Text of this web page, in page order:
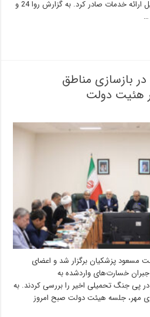
تاب‌آوری شبکه حمل‌ونقل و تسهیل ارائه خدمات صادر کرد. به گزارش روا 24 و
…
بازسازی مناطق
هئیت دولت
مسعود پزشکیان برگزار شد و اعضای
خسارت‌های واردشده به
پی جنگ تحمیلی اخیر را بررسی کردند. به
خبرگزاری مهر، جلسه هیئت دولت صبح امروز